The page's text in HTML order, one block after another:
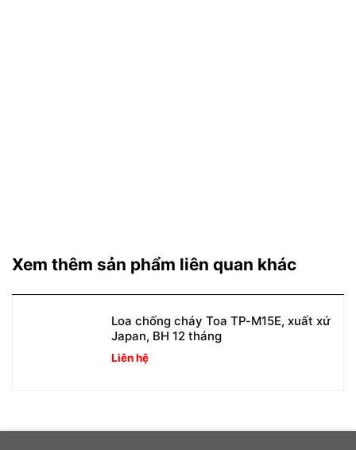
Xem thêm sản phẩm liên quan khác
Loa chống cháy Toa TP-M15E, xuất xứ
Japan, BH 12 tháng
Liên hệ